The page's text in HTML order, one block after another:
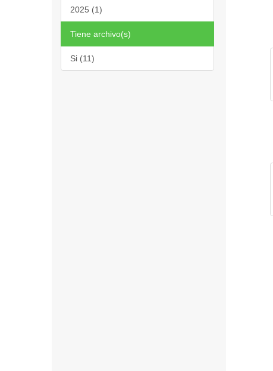
2025 (1)
Tiene archivo(s)
Si (11)